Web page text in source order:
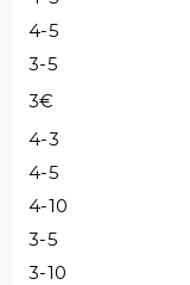
4-5
3-5
3€
4-3
4-5
4-10
3-5
3-10